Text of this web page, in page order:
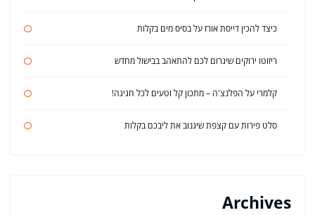
כיצד להכין דייסת אורז על בסיס מים בקלות
ריזוטו ירוקים שיגרום לכם להתאהב בבישול מחדש
קלמרי על הפלנצ'ה – מתכון קל וטעים לכל חגיגה!
סלט פירות עם קצפת שיגנוב את ליבכם בקלות
Archives